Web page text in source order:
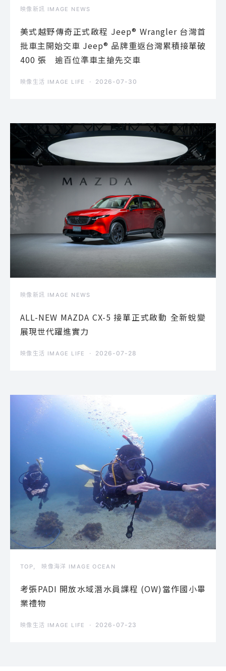
映像新訊 IMAGE NEWS
美式越野傳奇正式啟程 Jeep® Wrangler 台灣首
批車主開始交車 Jeep® 品牌重返台灣累積接單破
400 張 逾百位準車主搶先交車
映像生活 IMAGE LIFE 2026-07-30
映像新訊 IMAGE NEWS
ALL-NEW MAZDA CX-5 接單正式啟動 全新蛻變
展現世代躍進實力
映像生活 IMAGE LIFE 2026-07-28
TOP 映像海洋 IMAGE OCEAN
考張PADI 開放水域潛水員課程 (OW)當作國小畢
業禮物
映像生活 IMAGE LIFE 2026-07-23